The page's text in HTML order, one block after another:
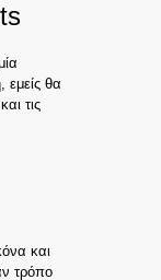
εμείς θα
τις
και
τρόπο